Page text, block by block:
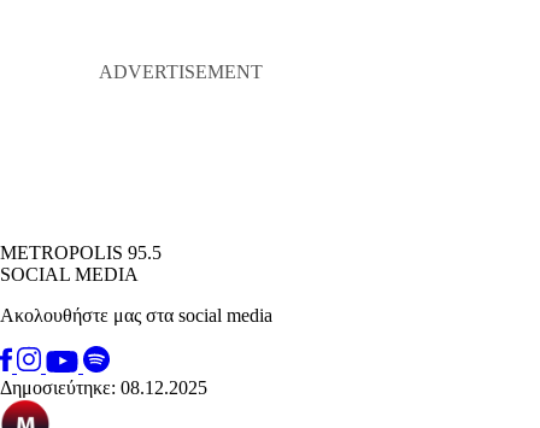
METROPOLIS 95.5
SOCIAL MEDIA
Ακολουθήστε μας στα social media
Δημοσιεύτηκε: 08.12.2025